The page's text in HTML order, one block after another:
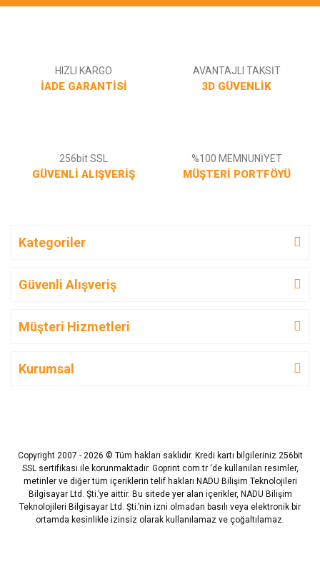
HIZLI KARGO
İADE GARANTİSİ
AVANTAJLI TAKSİT
3D GÜVENLİK
256bit SSL
GÜVENLİ ALIŞVERİŞ
%100 MEMNUNİYET
MÜŞTERİ PORTFÖYÜ
Kategoriler
Güvenli Alışveriş
Müşteri Hizmetleri
Kurumsal
Copyright 2007 - 2026 © Tüm hakları saklıdır. Kredi kartı bilgileriniz 256bit
SSL sertifikası ile korunmaktadır. Goprint.com.tr ‘de kullanılan resimler,
metinler ve diğer tüm içeriklerin telif hakları NADU Bilişim Teknolojileri
Bilgisayar Ltd. Şti.’ye aittir. Bu sitede yer alan içerikler, NADU Bilişim
Teknolojileri Bilgisayar Ltd. Şti.’nin izni olmadan basılı veya elektronik bir
ortamda kesinlikle izinsiz olarak kullanılamaz ve çoğaltılamaz.